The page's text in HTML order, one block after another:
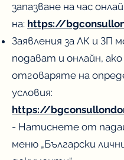
запазване на час
на: https://
Заявления за ЛК и ЗП
подават и онлайн, ако
отговаряте на
условия:
https://
- Натиснете от
меню „Български